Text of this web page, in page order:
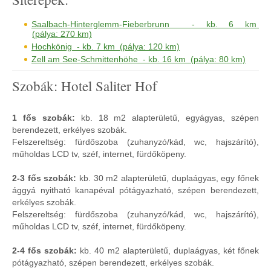
Saalbach-Hinterglemm-Fieberbrunn - kb. 6 km
(pálya: 270 km)
Hochkönig - kb. 7 km (pálya: 120 km)
Zell am See-Schmittenhöhe - kb. 16 km (pálya: 80 km)
Szobák: Hotel Saliter Hof
1 fős szobák: kb. 18 m2 alapterületű, egyágyas, szépen
berendezett, erkélyes szobák.
Felszereltség: fürdőszoba (zuhanyzó/kád, wc, hajszárító),
műholdas LCD tv, széf, internet, fürdőköpeny.
2-3 fős szobák: kb. 30 m2 alapterületű, duplaágyas, egy főnek
ággyá nyitható kanapéval pótágyazható, szépen berendezett,
erkélyes szobák.
Felszereltség: fürdőszoba (zuhanyzó/kád, wc, hajszárító),
műholdas LCD tv, széf, internet, fürdőköpeny.
2-4 fős szobák: kb. 40 m2 alapterületű, duplaágyas, két főnek
pótágyazható, szépen berendezett, erkélyes szobák.